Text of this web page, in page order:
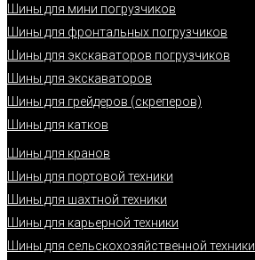
Шины для мини погрузчиков
Шины для фронтальных погрузчиков
Шины для экскаваторов погрузчиков
Шины для экскаваторов
Шины для грейдеров (скреперов)
Шины для катков
Шины для кранов
Шины для портовой техники
Шины для шахтной техники
Шины для карьерной техники
Шины для сельскохозяйственной техники